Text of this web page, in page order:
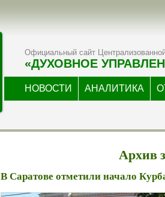
Официальный сайт
«ДУХОВНОЕ
НОВОСТИ АНАЛИТИКА
Архив
В Саратове отметили начало